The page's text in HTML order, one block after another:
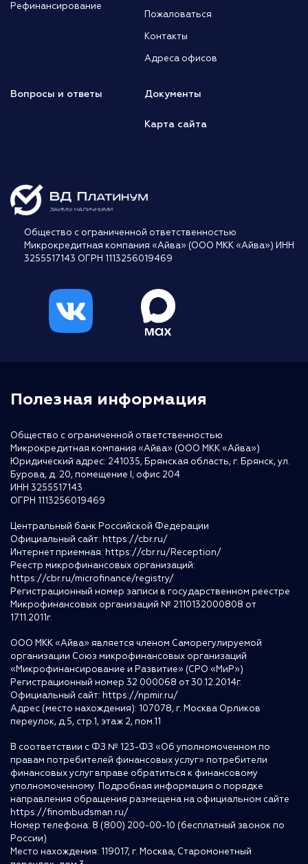
Рефинансирование
Пожаловаться
Контакты
Адреса офисов
Вопросы и ответы Документы
Карта сайта
Общество с ограниченной ответственностью
Микрокредитная компания «Айва» (ООО МКК «Айва») ИНН
3255517143 ОГРН 1113256019469
Полезная информация
Общество с ограниченной ответственностью
Микрокредитная компания «Айва» (ООО МКК «Айва»)
Юридический адрес: 241035, Брянская область, г. Брянск, ул.
Бурова, д. 20, помещение I, офис 204
ИНН 3255517143
ОГРН 1113256019469
Центральный банк Российской Федерации
Официальный сайт: https://cbr.ru/
Интернет приемная: https://cbr.ru/Reception/
Реестр микрофинансовых организаций:
https://cbr.ru/microfinance/registry/
Регистрационный номер записи в государственном реестре
Микрофинансовых организаций № 2110132000808 от
17.11.2011г.
ООО МКК «Айва» является членом Саморегулируемой
организации Союз микрофинансовых организаций
«Микрофинансирование и Развитие» (СРО «МиР»)
Регистрационный номер 32 000068 от 30.12.2014г.
Официальный сайт: https://npmir.ru/
Адрес (место нахождения): 107078, г. Москва Орликов
переулок, д.5, стр.1, этаж 2, пом.11
В соответствии с ФЗ № 123-ФЗ «Об уполномоченном по
правам потребителей финансовых услуг» потребители
финансовых услуг вправе обратиться к финансовому
уполномоченному. Подробная информация о порядке
направления обращения размещена на официальном сайте
https://finombudsman.ru/
Номер телефона: 8 (800) 200-00-10 (бесплатный звонок по
России)
Место нахождения: 119017, г. Москва, Старомонетный